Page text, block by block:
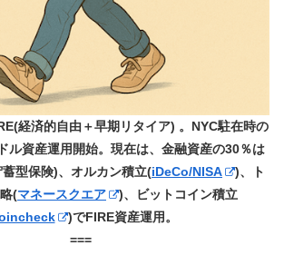
経済的自由＋早期リタイア) 。NYC駐在時の
ル資産運用開始。現在は、金融資産の30％は
型保険)、オルカン積立(iDeCo/NISA
)、ト
(マネースクエア
)、ビットコイン積立
)でFIRE資産運用。
===